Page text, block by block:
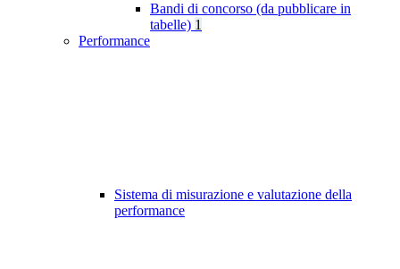
Bandi di concorso (da pubblicare in
tabelle) 1
Performance
Sistema di misurazione e valutazione della
performance